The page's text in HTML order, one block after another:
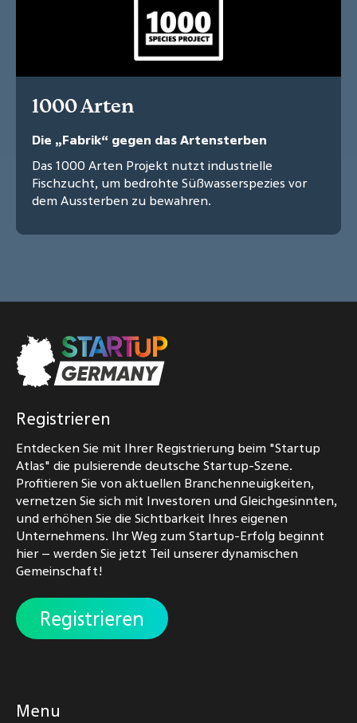
1000 Arten
Die „Fabrik“ gegen das Artensterben
Das 1000 Arten Projekt nutzt industrielle
Fischzucht, um bedrohte Süßwasserspezies vor
dem Aussterben zu bewahren.
Registrieren
Entdecken Sie mit Ihrer Registrierung beim "Startup
Atlas" die pulsierende deutsche Startup-Szene.
Profitieren Sie von aktuellen Branchenneuigkeiten,
vernetzen Sie sich mit Investoren und Gleichgesinnten,
und erhöhen Sie die Sichtbarkeit Ihres eigenen
Unternehmens. Ihr Weg zum Startup-Erfolg beginnt
hier – werden Sie jetzt Teil unserer dynamischen
Gemeinschaft!
Registrieren
Menu